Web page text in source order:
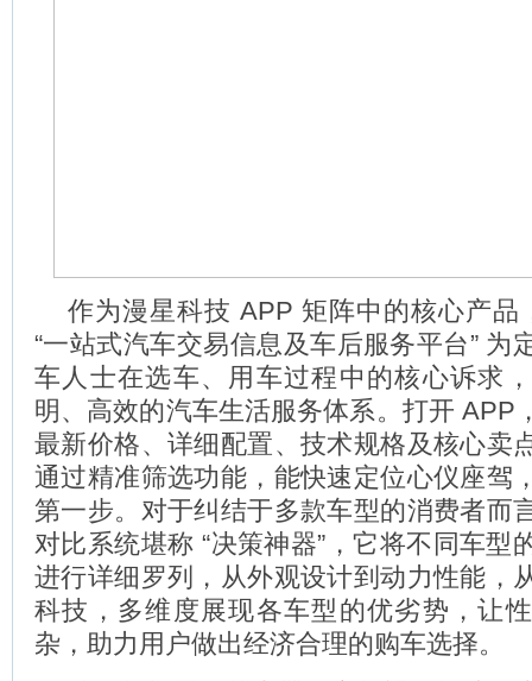
作为漫星科技 APP 矩阵中的核心产品
“一站式汽车交易信息及车后服务平台” 为
车人士在选车、用车过程中的核心诉求
明、高效的汽车生活服务体系。打开 APP
最新价格、详细配置、技术规格及核心卖
通过精准筛选功能，能快速定位心仪座驾
第一步。对于纠结于多款车型的消费者而
对比系统堪称 “决策神器”，它将不同车型
进行详细罗列，从外观设计到动力性能，
科技，多维度展现各车型的优劣势，让
杂，助力用户做出经济合理的购车选择。